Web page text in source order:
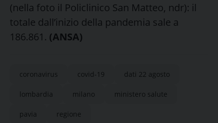
(nella foto il Policlinico San Matteo, ndr): il
totale dall’inizio della pandemia sale a
186.861. (ANSA)
coronavirus covid-19 dati 22 agosto
lombardia milano ministero salute
pavia regione